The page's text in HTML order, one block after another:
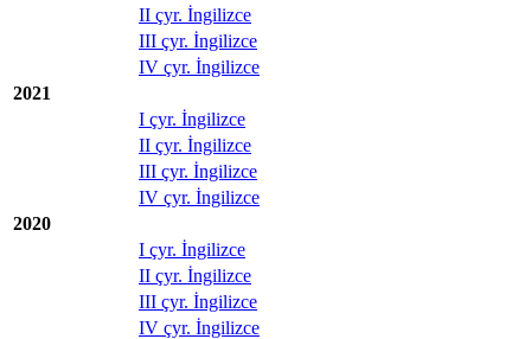
II çyr. İngilizce
III çyr. İngilizce
IV çyr. İngilizce
2021
I çyr. İngilizce
II çyr. İngilizce
III çyr. İngilizce
IV çyr. İngilizce
2020
I çyr. İngilizce
II çyr. İngilizce
III çyr. İngilizce
IV çyr. İngilizce